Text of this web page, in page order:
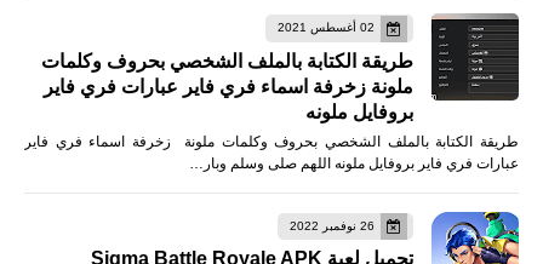
02 أغسطس 2021
طريقة الكتابة بالملف الشخصي بحروف وكلمات
ملونة زخرفة اسماء فري فاير عبارات فري فاير
بروفايل ملونه
طريقة الكتابة بالملف الشخصي بحروف وكلمات ملونة زخرفة اسماء فري فاير
عبارات فري فاير بروفايل ملونه اللهم صلى وسلم وبار…
26 نوفمبر 2022
تحميل لعبة Sigma Battle Royale APK